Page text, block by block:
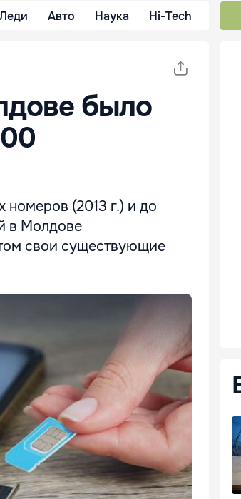
Леди Авто Наука Hi-Tech
было
номеров (2013 г.) и до
в Молдове
свои существующие